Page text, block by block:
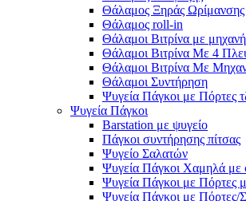
Θάλαμος Ξηράς Ωρίμανσης
Θάλαμος roll-in
Θάλαμοι Βιτρίνα με
Θάλαμοι Βιτρίνα Με 4
Θάλαμοι Βιτρίνα Με
Θάλαμοι Συντήρηση
Ψυγεία Πάγκοι με Πόρτες
Ψυγεία Πάγκοι
Barstation με ψυγείο
Πάγκοι συντήρησης πίτσας
Ψυγείο Σαλατών
Ψυγεία Πάγκοι Χαμηλά με
Ψυγεία Πάγκοι με Πόρτες
Ψυγεία Πάγκοι με Πόρτες/